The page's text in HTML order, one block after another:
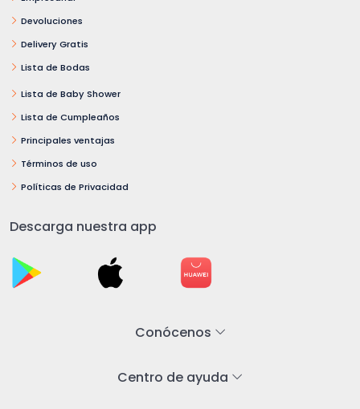
Devoluciones
Delivery Gratis
Lista de Bodas
Lista de Baby Shower
Lista de Cumpleaños
Principales ventajas
Términos de uso
Políticas de Privacidad
Descarga nuestra app
Conócenos
Centro de ayuda